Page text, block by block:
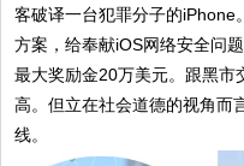
客破译一台犯罪分子的iPhone
方案，给奉献iOS网络安全问
最大奖励金20万美元。跟黑市
高。但立在社会道德的视角而
线。